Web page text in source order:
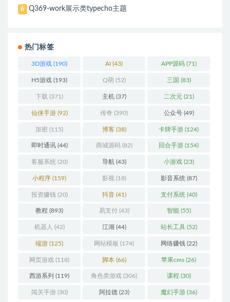
6 Q369-work展示类typecho主题
热门标签
3D游戏 (190) AI (43) APP源码(71)
H5游戏 (193) Q萌 (52) 三国 (83)
下载 (371) 主机(37) 二次元(21)
仙侠手游(92) 传奇 (390) 公众号(49)
加密 (115) 博客(38) 卡牌手游 (124)
即时通讯(44) 商城源码(82) 回合手游 (154)
客服系统 (20) 导航(43) 小游戏(23)
小程序 (159) 影视(18) 影音系统 (87)
投资赚钱 (20) 抖音(41) 支付系统 (40)
教程 (893) 易支付(43) 智能(55)
机器人 (42) 江湖 (44) 站长工具(52)
端游 (125) 网站模板 (174) 网络赚钱(22)
网页游戏 (118) 脚本(66) 苹果cms (26)
西游系列 (119) 角色类游戏 (306) 课程 (30)
闯关手游(30) 阿拉德(23) 魔幻手游(36)